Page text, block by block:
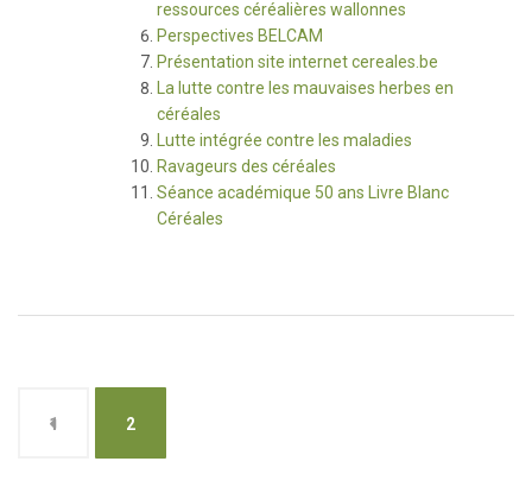
ressources céréalières wallonnes
Perspectives BELCAM
Présentation site internet cereales.be
La lutte contre les mauvaises herbes en
céréales
Lutte intégrée contre les maladies
Ravageurs des céréales
Séance académique 50 ans Livre Blanc
Céréales
1 2